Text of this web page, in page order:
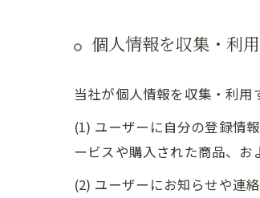
個人情報を収集・利
当社が個人情報を収集・利用
(1) ユーザーに自分の登録情
ービスや購入された商品、
(2) ユーザーにお知らせや連